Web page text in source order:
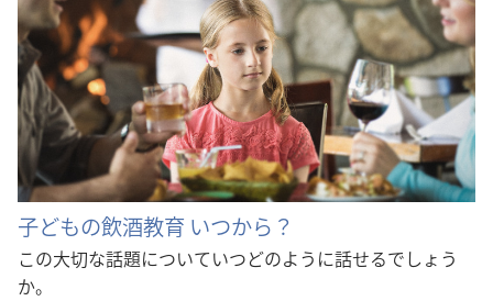
子どもの飲酒教育 いつから？
この大切な話題についていつどのように話せるでしょう
か。